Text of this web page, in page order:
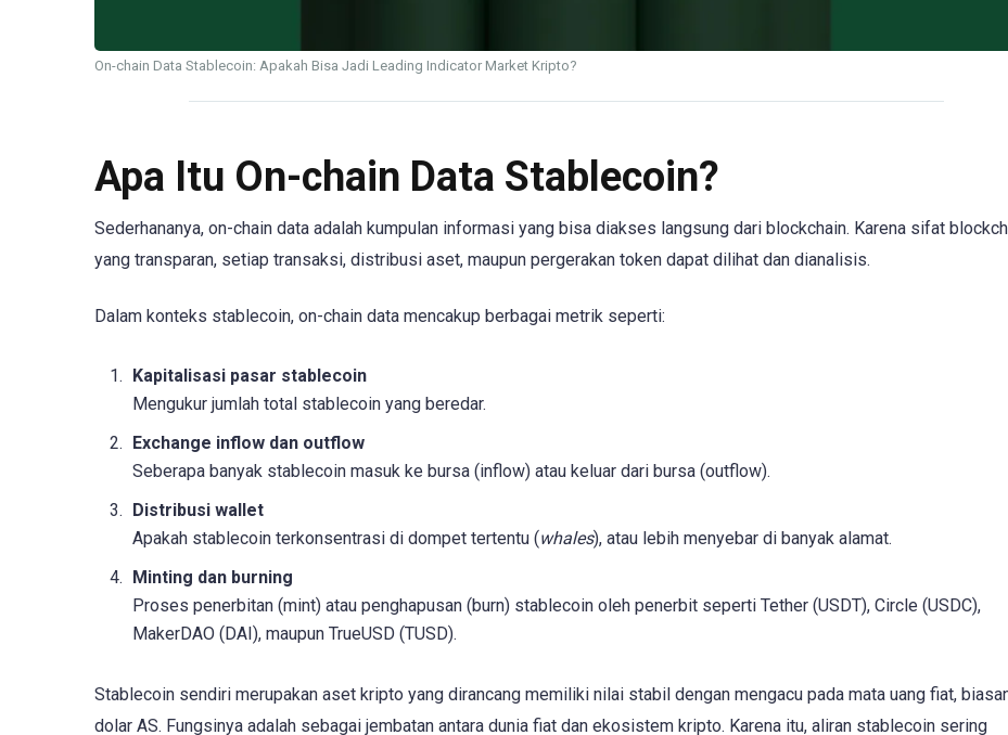
On-chain Data Stablecoin: Apakah Bisa Jadi Leading Indicator Market Kripto?
Apa Itu On-chain Data Stablecoin?
Sederhananya, on-chain data adalah kumpulan informasi yang bisa diakses langsung dari blockchain. Karena sifat
yang transparan, setiap transaksi, distribusi aset, maupun pergerakan token dapat dilihat dan dianalisis.
Dalam konteks stablecoin, on-chain data mencakup berbagai metrik seperti:
Kapitalisasi pasar stablecoin
Mengukur jumlah total stablecoin yang beredar.
Exchange inflow dan outflow
Seberapa banyak stablecoin masuk ke bursa (inflow) atau keluar dari bursa (outflow).
Distribusi wallet
Apakah stablecoin terkonsentrasi di dompet tertentu (whales), atau lebih menyebar di banyak alamat.
Minting dan burning
Proses penerbitan (mint) atau penghapusan (burn) stablecoin oleh penerbit seperti Tether (USDT), Circle (USDC),
MakerDAO (DAI), maupun TrueUSD (TUSD).
Stablecoin sendiri merupakan aset kripto yang dirancang memiliki nilai stabil dengan mengacu pada mata uang fiat,
dolar AS. Fungsinya adalah sebagai jembatan antara dunia fiat dan ekosistem kripto. Karena itu, aliran stablecoin sering